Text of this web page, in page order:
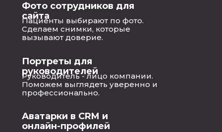
Пациенты выбирают по фото.
Сделаем снимки, которые
вызывают доверие.
Фото сотрудников для
сайта
Портреты для
руководителей
Руководитель - лицо компании.
Поможем выглядеть уверенно и
профессионально.
Аватарки в CRM и
онлайн-профилей